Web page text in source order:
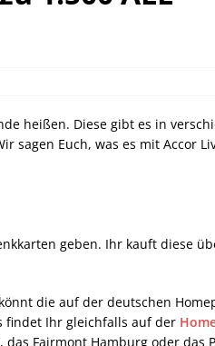
heißen. Diese gibt es in
sagen Euch, was es mit Accor
geben. Ihr kauft diese
die auf der deutschen
findet Ihr gleichfalls auf der
Fairmont Hamburg oder das